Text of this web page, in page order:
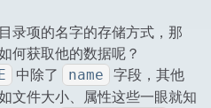
录项的名字的存储方式，那
何获取他的数据呢？
中除了 name
字段，其他
文件大小、属性这些一眼就知